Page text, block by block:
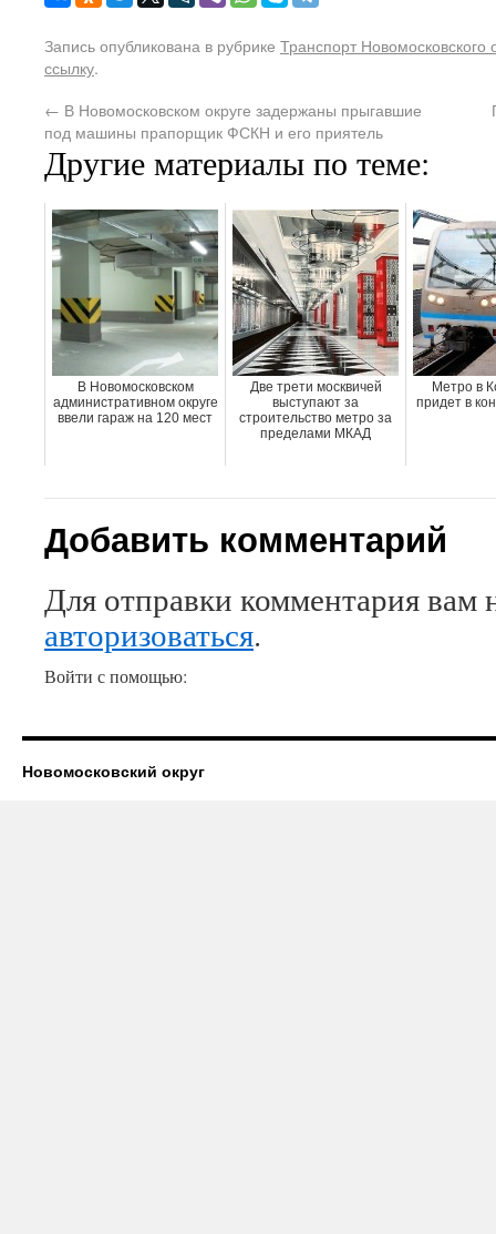
Запись опубликована в рубрике Транспорт Новомосковского
ссылку.
← В Новомосковском округе задержаны прыгавшие
под машины прапорщик ФСКН и его приятель
Другие материалы по теме:
В Новомосковском
административном округе
ввели гараж на 120 мест
Две трети москвичей
выступают за
строительство метро за
пределами МКАД
Метро в
придет в
Добавить комментарий
Для отправки комментария вам
авторизоваться.
Войти с помощью:
Новомосковский округ